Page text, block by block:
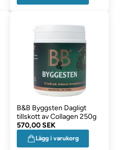
B&B Byggsten Dagligt
tillskott av Collagen 250g
570,00 SEK
Lägg i varukorg